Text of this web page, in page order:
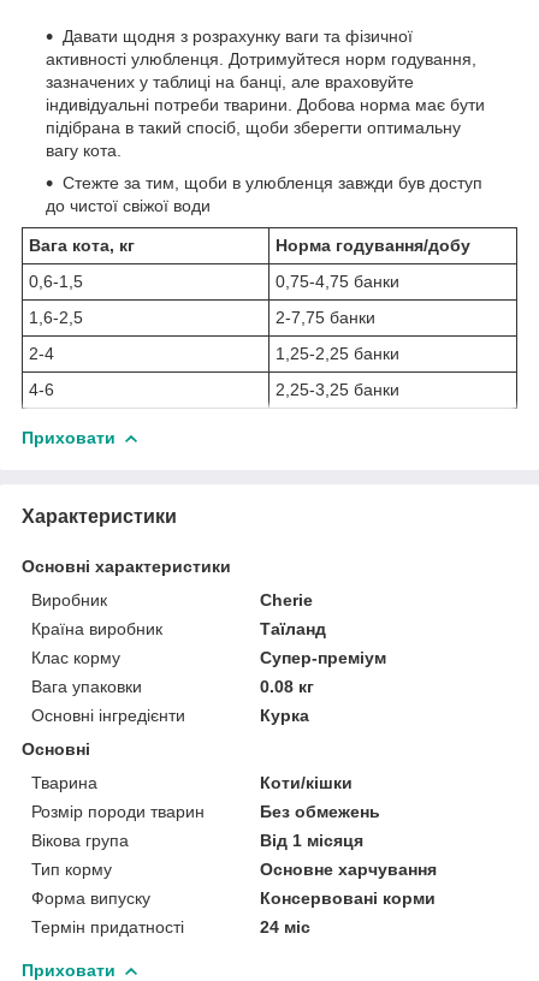
Давати щодня з розрахунку ваги та фізичної
активності улюбленця. Дотримуйтеся норм годування,
зазначених у таблиці на банці, але враховуйте
індивідуальні потреби тварини. Добова норма має бути
підібрана в такий спосіб, щоби зберегти оптимальну
вагу кота.
Стежте за тим, щоби в улюбленця завжди був доступ
до чистої свіжої води
Вага кота, кг
Норма годування/добу
0,6-1,5
0,75-4,75 банки
1,6-2,5
2-7,75 банки
2-4
1,25-2,25 банки
4-6
2,25-3,25 банки
Приховати
Характеристики
Основні характеристики
Виробник
Cherie
Країна виробник
Таїланд
Клас корму
Супер-преміум
Вага упаковки
0.08 кг
Основні інгредієнти
Курка
Основні
Тварина
Коти/кішки
Розмір породи тварин
Без обмежень
Вікова група
Від 1 місяця
Тип корму
Основне харчування
Форма випуску
Консервовані корми
Термін придатності
24 міс
Приховати